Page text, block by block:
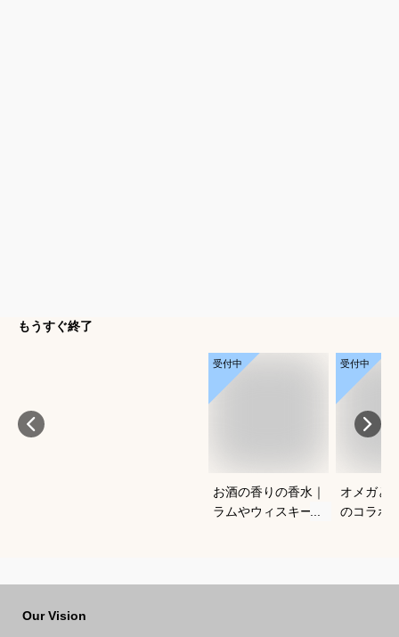
もうすぐ終了
受付中
お酒の香りの香水｜
ラムやウィスキーな
受付中
オメガと
のコラボ
Our Vision